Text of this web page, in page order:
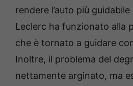
rendere l’auto più
Leclerc ha funzionato alla
che è tornato a guidare
Inoltre, il problema del
nettamente arginato, ma